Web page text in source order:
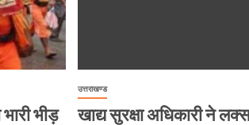
भीड़
उत्तराखण्ड
खाद्य सुरक्षा अधिकारी ने